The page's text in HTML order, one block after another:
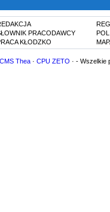
PRACODAWCY
KŁODZKO
CMS Thea · CPU ZETO · - Wszelkie